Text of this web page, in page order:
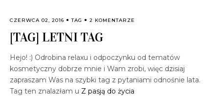
CZERWCA 02, 2016 TAG 2 KOMENTARZE
[TAG] LETNI TAG
Hejo! :) Odrobina relaxu i odpoczynku od tematów
kosmetyczny dobrze mnie i Wam zrobi, więc dzisiaj
zapraszam Was na szybki tag z pytaniami odnośnie lata.
Tag ten znalazłam u Z pasją do życia